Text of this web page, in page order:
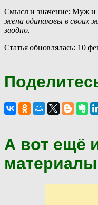
Смысл и значение: Муж и
жена одинаковы в своих
заодно.
Статья обновлялась: 10
А вот ещё